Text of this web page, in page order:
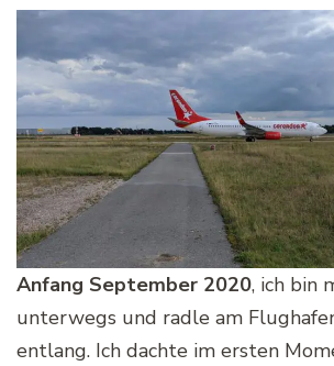
Anfang September 2020, ich bin
unterwegs und radle am
entlang. Ich dachte im ersten